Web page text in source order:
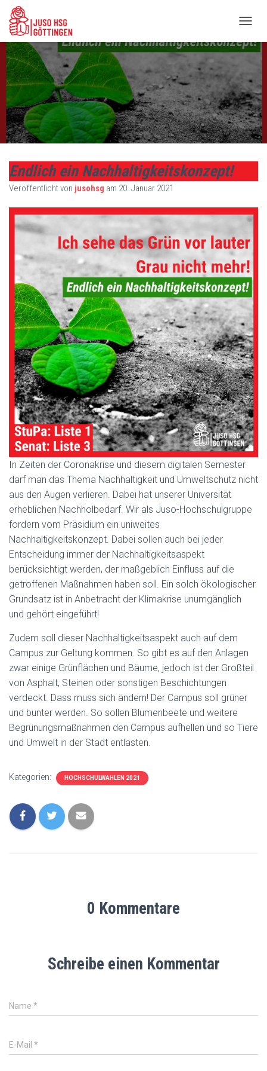
A
V
A
T
I
O
N
U
T
Endlich ein Nachhaltigkeitskonzept!
Veröffentlicht von jusohsg am 20. Januar 2021
In Zeiten der Coronakrise und diesem digitalen Semester
darf man das Thema Nachhaltigkeit und Umweltschutz nicht
aus den Augen verlieren. Dabei hat unserer Universität
erheblichen Nachholbedarf. Wir als Juso-Hochschulgruppe
fordern vom Präsidium ein uniweites
Nachhaltigkeitskonzept. Dabei sollen auch bei jeder
Entscheidung immer der Nachhaltigkeitsaspekt
berücksichtigt werden, der maßgeblich Einfluss auf die
getroffenen Maßnahmen haben soll. Ein solch ökologischer
Grundsatz ist in Anbetracht der Klimakrise unumgänglich
und gehört eingeführt!
Zudem soll dieser Nachhaltigkeitsaspekt auch auf dem
Campus zur Geltung kommen. So gibt es auf den Anlagen
zwar einige Grünflächen und Bäume, jedoch ist der Großteil
von Asphalt, Steinen oder sonstigen Beschichtungen
verdeckt. Dass muss sich ändern! Der Campus soll grüner
und bunter werden. So sollen Blumenbeete und weitere
Begrünungsmaßnahmen den Campus aufhellen und so Tiere
und Umwelt in der Stadt entlasten.
Kategorien: HOCHSCHULWAHLEN 2021
0 Kommentare
Schreibe einen Kommentar
Name *
E-Mail *